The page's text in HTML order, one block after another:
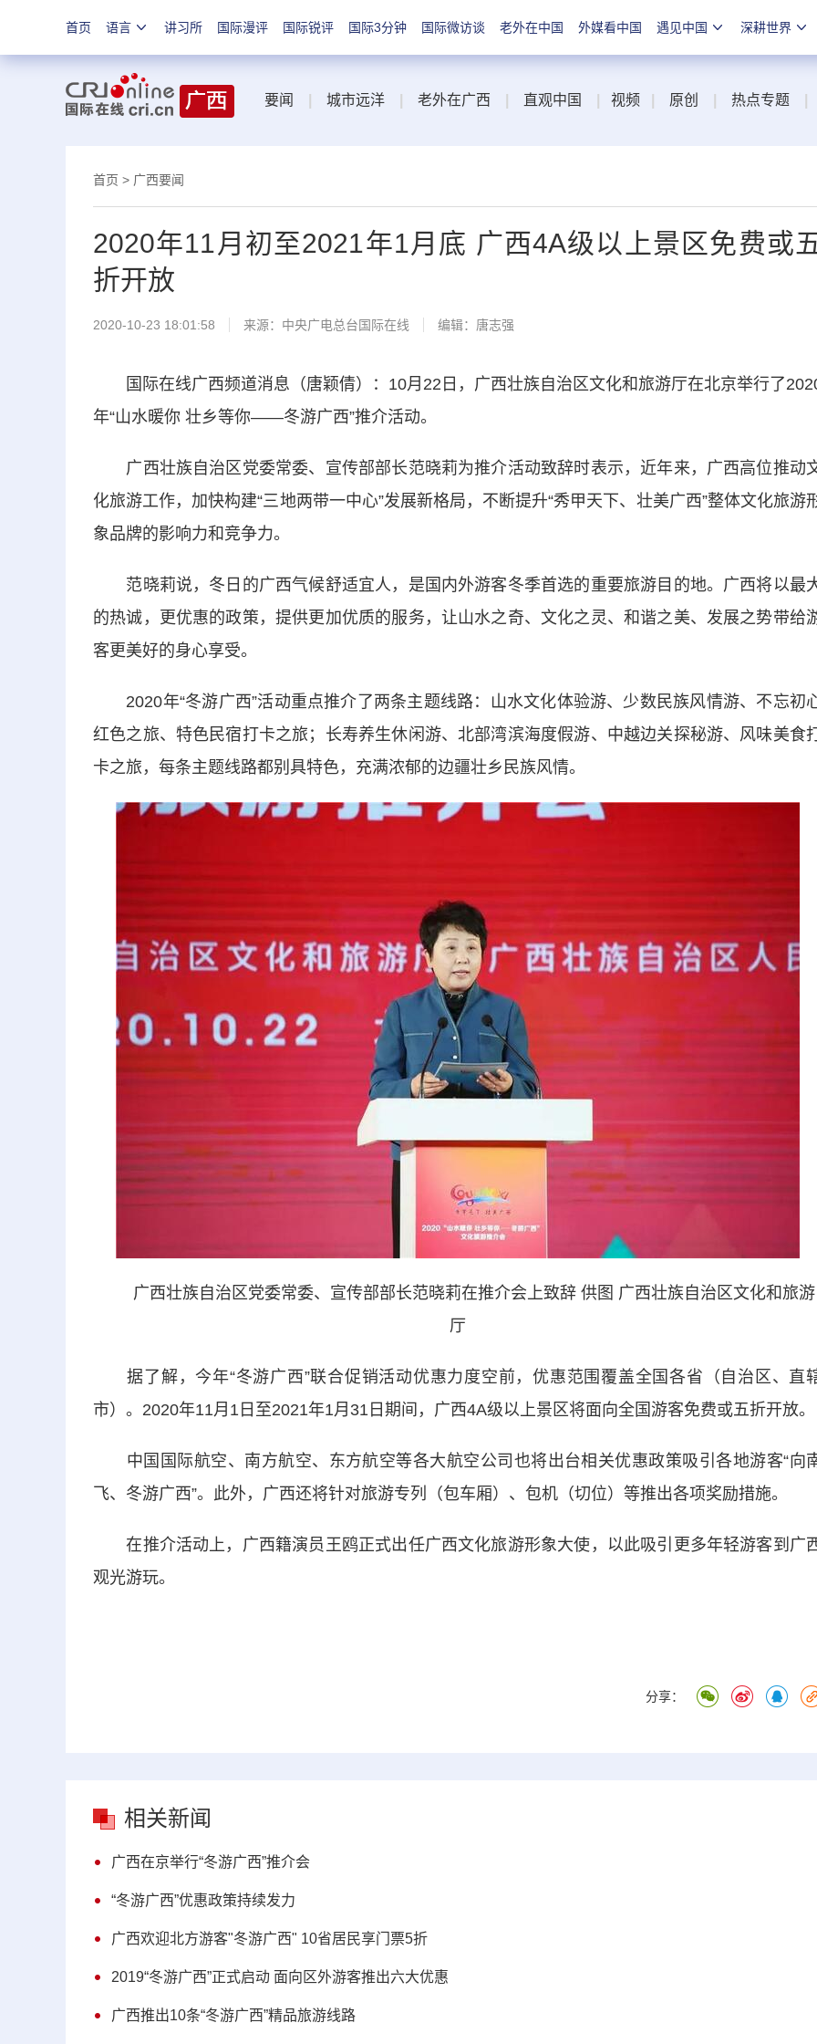
首页 语言 讲习所 国际漫评 国际锐评 国际3分钟 国际微访谈 老外在中国 外媒看中国 遇见中国 深耕世界
要闻 城市远洋 老外在广西 直观中国 视频 原创 热点专题
首页 > 广西要闻
2020年11月初至2021年1月底 广西4A级以上景区免费或
折开放
2020-10-23 18:01:58 来源：中央广电总台国际在线 编辑：唐志强
国际在线广西频道消息（唐颖倩）：10月22日，广西壮族自治区文化和旅游厅在北京举行了
年“山水暖你 壮乡等你——冬游广西”推介活动。
广西壮族自治区党委常委、宣传部部长范晓莉为推介活动致辞时表示，近年来，广西高位推动
化旅游工作，加快构建“三地两带一中心”发展新格局，不断提升“秀甲天下、壮美广西”整体文化旅游
象品牌的影响力和竞争力。
范晓莉说，冬日的广西气候舒适宜人，是国内外游客冬季首选的重要旅游目的地。广西将以最
的热诚，更优惠的政策，提供更加优质的服务，让山水之奇、文化之灵、和谐之美、发展之势带给
客更美好的身心享受。
2020年“冬游广西”活动重点推介了两条主题线路：山水文化体验游、少数民族风情游、不忘初
红色之旅、特色民宿打卡之旅；长寿养生休闲游、北部湾滨海度假游、中越边关探秘游、风味美食
卡之旅，每条主题线路都别具特色，充满浓郁的边疆壮乡民族风情。
广西壮族自治区党委常委、宣传部部长范晓莉在推介会上致辞 供图 广西壮族自治区文化和旅游
厅
据了解，今年“冬游广西”联合促销活动优惠力度空前，优惠范围覆盖全国各省（自治区、直
市）。2020年11月1日至2021年1月31日期间，广西4A级以上景区将面向全国游客免费或五折开放。
中国国际航空、南方航空、东方航空等各大航空公司也将出台相关优惠政策吸引各地游客“向
飞、冬游广西”。此外，广西还将针对旅游专列（包车厢）、包机（切位）等推出各项奖励措施。
在推介活动上，广西籍演员王鸥正式出任广西文化旅游形象大使，以此吸引更多年轻游客到广
观光游玩。
分享：
相关新闻
广西在京举行“冬游广西”推介会
“冬游广西”优惠政策持续发力
广西欢迎北方游客"冬游广西" 10省居民享门票5折
2019“冬游广西”正式启动 面向区外游客推出六大优惠
广西推出10条“冬游广西”精品旅游线路